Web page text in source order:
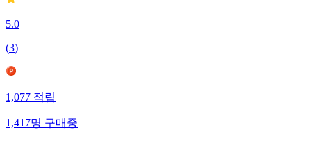
5.0
(3)
1,077적립
1,417명구매중